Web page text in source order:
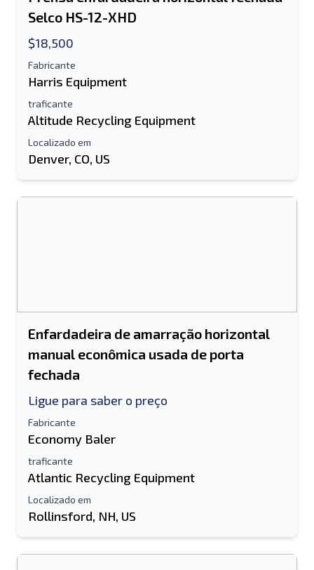
Selco HS-12-XHD
$18,500
Fabricante
Harris Equipment
traficante
Altitude Recycling Equipment
Localizado em
Denver, CO, US
Enfardadeira de amarração horizontal
manual econômica usada de porta
fechada
Ligue para saber o preço
Fabricante
Economy Baler
traficante
Atlantic Recycling Equipment
Localizado em
Rollinsford, NH, US